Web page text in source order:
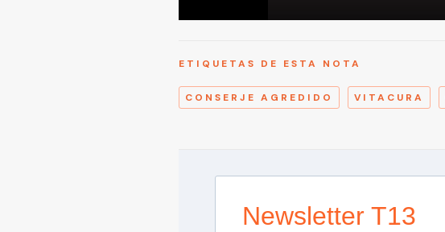
ETIQUETAS DE ESTA NOTA
CONSERJE AGREDIDO VITACURA
Newsletter T13